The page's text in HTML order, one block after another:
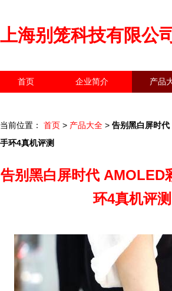
上海别笼科技有限公司
首页 企业简介 产品
当前位置： 首页 > 产品大全 > 告别黑白屏时
手环4真机评测
告别黑白屏时代 AMOLED
环4真机评测